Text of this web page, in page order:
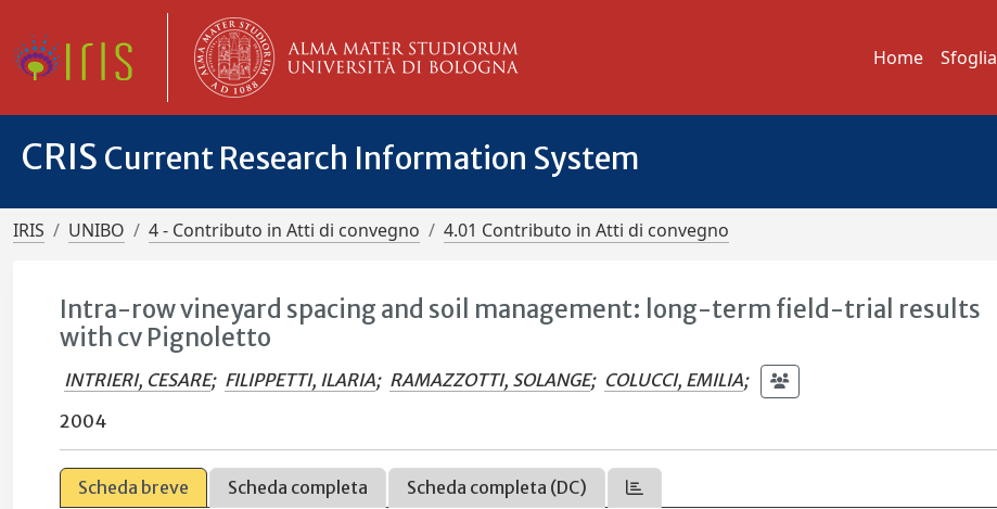
Home Sfoglia
CRIS Current Research Information System
IRIS UNIBO 4 - Contributo in Atti di convegno 4.01 Contributo in Atti di convegno
Intra-row vineyard spacing and soil management: long-term field-trial results
with cv Pignoletto
INTRIERI, CESARE; FILIPPETTI, ILARIA; RAMAZZOTTI, SOLANGE; COLUCCI, EMILIA;
2004
Scheda breve Scheda completa Scheda completa (DC)